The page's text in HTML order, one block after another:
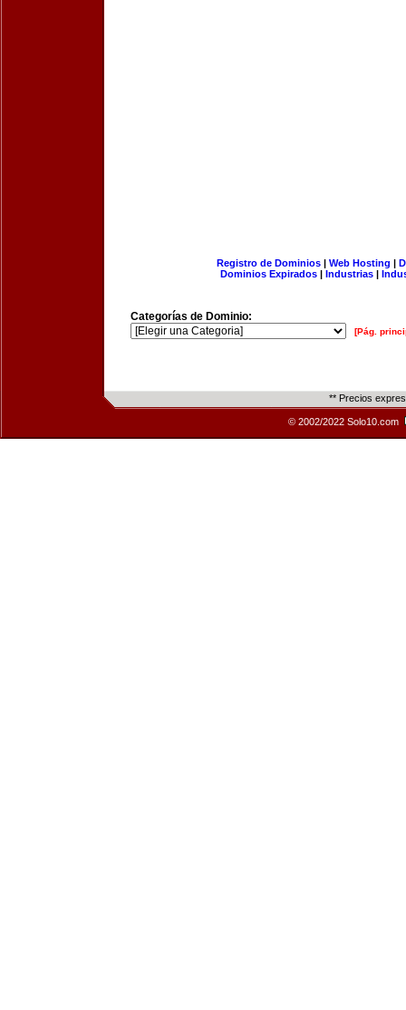
Registro de Dominios| Web Hosting |
Dominios Expirados | Industrias |
Categorías de Dominio:
[Pág.
** Precios
© 2002/2022 Solo10.com